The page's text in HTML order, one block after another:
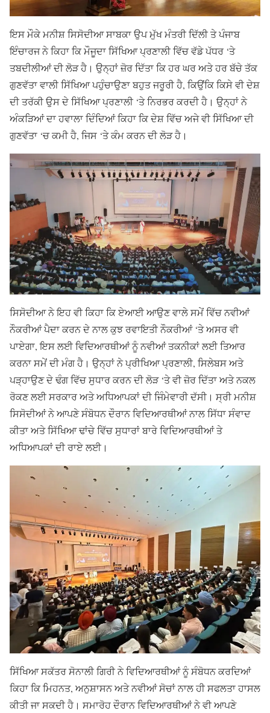
ਇਸ ਮੌਕੇ ਮਨੀਸ਼ ਸਿਸੋਦੀਆ ਸਾਬਕਾ ਉਪ ਮੁੱਖ ਮੰਤਰੀ ਦਿੱਲੀ ਤੇ ਪੰਜਾਬ
ਇੰਚਾਰਜ ਨੇ ਕਿਹਾ ਕਿ ਮੌਜੂਦਾ ਸਿੱਖਿਆ ਪ੍ਰਣਾਲੀ ਵਿੱਚ ਵੱਡੇ ਪੱਧਰ ‘ਤੇ
ਤਬਦੀਲੀਆਂ ਦੀ ਲੋੜ ਹੈ। ਉਨ੍ਹਾਂ ਜ਼ੋਰ ਦਿੱਤਾ ਕਿ ਹਰ ਘਰ ਅਤੇ ਹਰ ਬੱਚੇ ਤੱਕ
ਗੁਣਵੱਤਾ ਵਾਲੀ ਸਿੱਖਿਆ ਪਹੁੰਚਾਉਣਾ ਬਹੁਤ ਜਰੂਰੀ ਹੈ, ਕਿਉਂਕਿ ਕਿਸੇ ਵੀ ਦੇਸ਼
ਦੀ ਤਰੱਕੀ ਉਸ ਦੇ ਸਿੱਖਿਆ ਪ੍ਰਣਾਲੀ ‘ਤੇ ਨਿਰਭਰ ਕਰਦੀ ਹੈ। ਉਨ੍ਹਾਂ ਨੇ
ਅੰਕੜਿਆਂ ਦਾ ਹਵਾਲਾ ਦਿੰਦਿਆਂ ਕਿਹਾ ਕਿ ਦੇਸ਼ ਵਿੱਚ ਅਜੇ ਵੀ ਸਿੱਖਿਆ ਦੀ
ਗੁਣਵੱਤਾ ‘ਚ ਕਮੀ ਹੈ, ਜਿਸ ‘ਤੇ ਕੰਮ ਕਰਨ ਦੀ ਲੋੜ ਹੈ।
ਸਿਸੋਦੀਆ ਨੇ ਇਹ ਵੀ ਕਿਹਾ ਕਿ ਏਆਈ ਆਉਣ ਵਾਲੇ ਸਮੇਂ ਵਿੱਚ ਨਵੀਆਂ
ਨੌਕਰੀਆਂ ਪੈਦਾ ਕਰਨ ਦੇ ਨਾਲ ਕੁਝ ਰਵਾਇਤੀ ਨੌਕਰੀਆਂ ‘ਤੇ ਅਸਰ ਵੀ
ਪਾਏਗਾ, ਇਸ ਲਈ ਵਿਦਿਆਰਥੀਆਂ ਨੂੰ ਨਵੀਆਂ ਤਕਨੀਕਾਂ ਲਈ ਤਿਆਰ
ਕਰਨਾ ਸਮੇਂ ਦੀ ਮੰਗ ਹੈ। ਉਨ੍ਹਾਂ ਨੇ ਪ੍ਰੀਖਿਆ ਪ੍ਰਣਾਲੀ, ਸਿਲੇਬਸ ਅਤੇ
ਪੜ੍ਹਾਉਣ ਦੇ ਢੰਗ ਵਿੱਚ ਸੁਧਾਰ ਕਰਨ ਦੀ ਲੋੜ ‘ਤੇ ਵੀ ਜ਼ੋਰ ਦਿੱਤਾ ਅਤੇ ਨਕਲ
ਰੋਕਣ ਲਈ ਸਰਕਾਰ ਅਤੇ ਅਧਿਆਪਕਾਂ ਦੀ ਜਿੰਮੇਵਾਰੀ ਦੱਸੀ। ਸ੍ਰੀ ਮਨੀਸ਼
ਸਿਸੋਦੀਆਂ ਨੇ ਆਪਣੇ ਸੰਬੋਧਨ ਦੌਰਾਨ ਵਿਦਿਆਰਥੀਆਂ ਨਾਲ ਸਿੱਧਾ ਸੰਵਾਦ
ਕੀਤਾ ਅਤੇ ਸਿੱਖਿਆ ਢਾਂਚੇ ਵਿੱਚ ਸੁਧਾਰਾਂ ਬਾਰੇ ਵਿਦਿਆਰਥੀਆਂ ਤੇ
ਅਧਿਆਪਕਾਂ ਦੀ ਰਾਏ ਲਈ।
ਸਿੱਖਿਆ ਸਕੱਤਰ ਸੋਨਾਲੀ ਗਿਰੀ ਨੇ ਵਿਦਿਆਰਥੀਆਂ ਨੂੰ ਸੰਬੋਧਨ ਕਰਦਿਆਂ
ਕਿਹਾ ਕਿ ਮਿਹਨਤ, ਅਨੁਸ਼ਾਸਨ ਅਤੇ ਨਵੀਆਂ ਸੋਚਾਂ ਨਾਲ ਹੀ ਸਫਲਤਾ ਹਾਸਲ
ਕੀਤੀ ਜਾ ਸਕਦੀ ਹੈ। ਸਮਾਰੋਹ ਦੌਰਾਨ ਵਿਦਿਆਰਥੀਆਂ ਨੇ ਵੀ ਆਪਣੇ